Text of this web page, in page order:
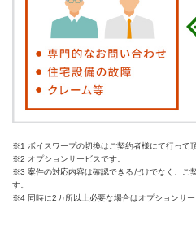
※1 ボイスワープの切換はご契約者様にて行って頂
※2 オプションサービスです。
※3 案件の対応内容は確認できるだけでなく、ご
す。
※4 同時に2カ所以上必要な場合はオプションサー